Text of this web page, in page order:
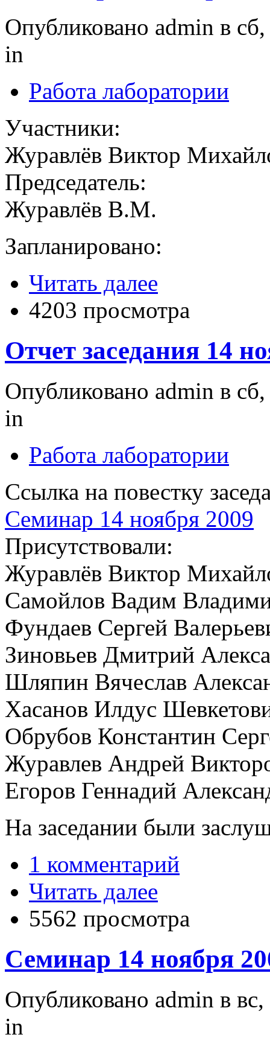
Опубликовано admin в
in
Работа лаборатории
Участники:
Журавлёв Виктор
Председатель:
Журавлёв В.М.
Запланировано:
Читать далее
4203 просмотра
Отчет заседания 14
Опубликовано admin в
in
Работа лаборатории
Ссылка на повестку
Семинар 14 ноября 2009
Присутствовали:
Журавлёв Виктор
Самойлов Вадим
Фундаев Сергей
Зиновьев Дмитрий
Шляпин Вячеслав
Хасанов Илдус
Обрубов Константин
Журавлев Андрей
Егоров Геннадий
На заседании были
1 комментарий
Читать далее
5562 просмотра
Семинар 14 ноября
Опубликовано admin в
in